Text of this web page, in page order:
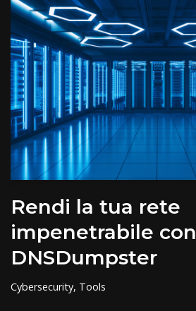
Rendi la tua rete
impenetrabile con
DNSDumpster
Cybersecurity, Tools